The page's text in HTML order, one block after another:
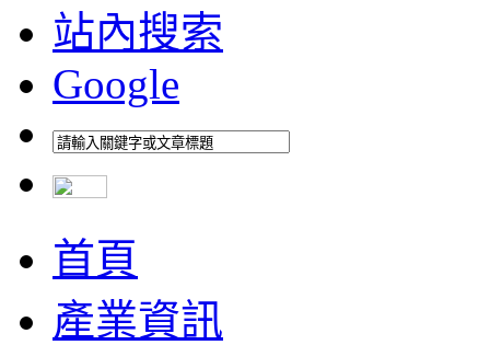
站內搜索
Google
首頁
產業資訊